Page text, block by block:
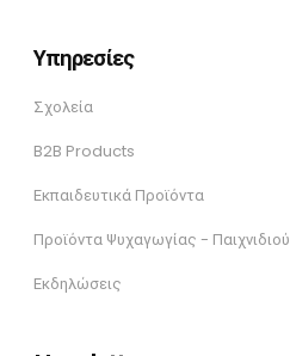
Υπηρεσίες
Σχολεία
B2B Products
Εκπαιδευτικά Προϊόντα
Προϊόντα Ψυχαγωγίας - Παιχνιδιού
Εκδηλώσεις